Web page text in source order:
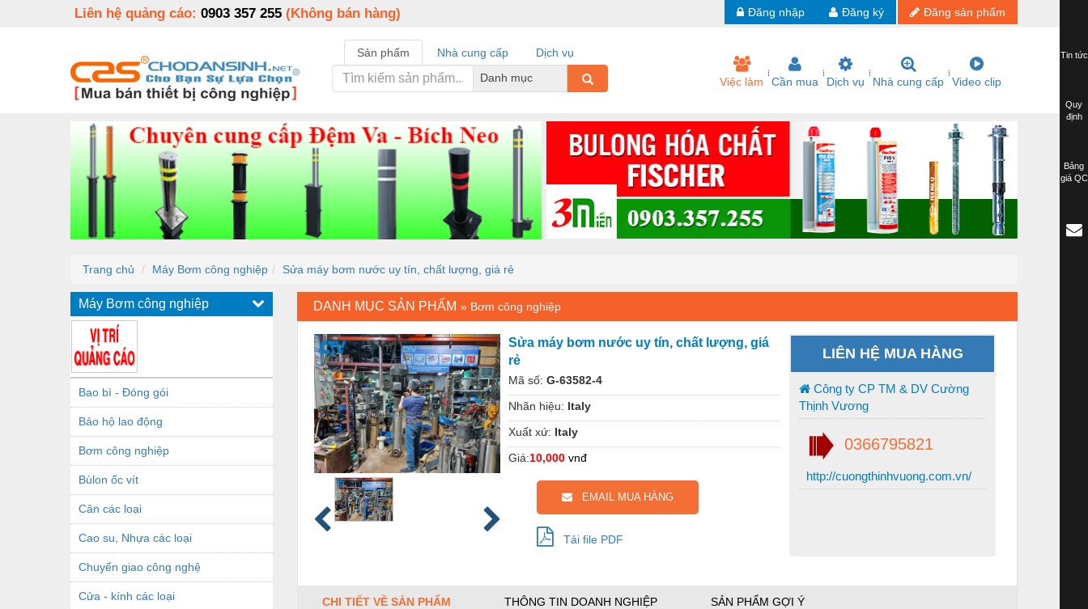
Liên hệ quảng cáo: 0903 357 255 (Không bán hàng) Đăng sản phẩm
Đăng ký
Đăng nhập
Sản phẩm Nhà cung cấp
Dịch vụ
Danh mục
Việc làm Cần mua Dịch vụ Nhà cung cấp Video clip
Trang chủ Máy Bơm công nghiệp Sửa máy bơm nước uy tín, chất lượng, giá rẻ
Máy Bơm công nghiệp
Bao bì - Đóng gói
Bảo hộ lao động
Bơm công nghiệp
Bùlon ốc vít
Cân các loại
Cao su, Nhựa các loại
Chuyển giao công nghệ
Cửa - kính các loại
DANH MỤC SẢN PHẨM » Bơm công nghiệp
Sửa máy bơm nước uy tín, chất lượng, giá
rẻ
Mã số: G-63582-4
Nhãn hiệu: Italy
Xuất xứ: Italy
Giá:10,000 vnđ
EMAIL MUA HÀNG
Tải file PDF
LIÊN HỆ MUA HÀNG
Công ty CP TM & DV Cường
Thịnh Vương
0366795821
http://cuongthinhvuong.com.vn/
CHI TIẾT VỀ SẢN PHẨM THÔNG TIN DOANH NGHIỆP SẢN PHẨM GỢI Ý
Tin tức
Quy
định
Bảng
giá QC